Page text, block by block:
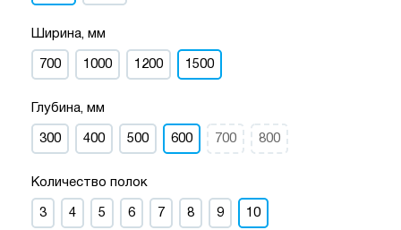
Ширина, мм
700 1000 1200 1500
Глубина, мм
300 400 500 600 700 800
Количество полок
3 4 5 6 7 8 9 10